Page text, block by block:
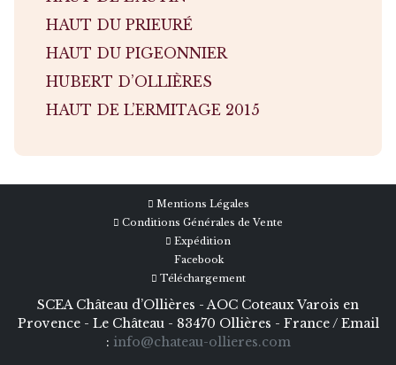
HAUT DU PRIEURÉ
HAUT DU PIGEONNIER
HUBERT D’OLLIÈRES
HAUT DE L’ERMITAGE 2015
Mentions Légales
Conditions Générales de Vente
Expédition
Facebook
Téléchargement
SCEA Château d’Ollières - AOC Coteaux Varois en
Provence - Le Château - 83470 Ollières - France / Email
: info@chateau-ollieres.com